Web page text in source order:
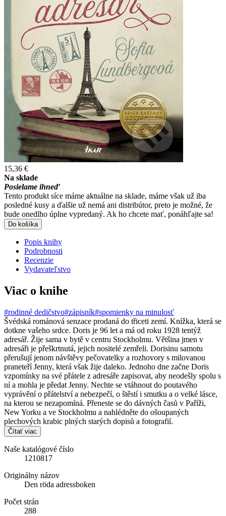
15,36 €
Na sklade
Posielame ihneď
Tento produkt síce máme aktuálne na sklade, máme však už iba
posledné kusy a ďalšie už nemá ani distribútor, preto je možné, že
bude onedlho úplne vypredaný. Ak ho chcete mať, ponáhľajte sa!
Do košíka
Popis knihy
Podrobnosti
Recenzie
Vydavateľstvo
Viac o knihe
#rodinné dedičstvo#zápisník#spomienky na minulosť
Švédská románová senzace prodaná do třiceti zemí. Knížka, která se
dotkne vašeho srdce. Doris je 96 let a má od roku 1928 tentýž
adresář. Žije sama v bytě v centru Stockholmu. Většina jmen v
adresáři je přeškrtnutá, jejich nositelé zemřeli. Dorisinu samotu
přerušují jenom návštěvy pečovatelky a rozhovory s milovanou
praneteří Jenny, která však žije daleko. Jednoho dne začne Doris
vzpomínky na své přátele z adresáře zapisovat, aby neodešly spolu s
ní a mohla je předat Jenny. Nechte se vtáhnout do poutavého
vyprávění o přátelství a nebezpečí, o štěstí i smutku a o velké lásce,
na kterou se nezapomíná. Přeneste se do dávných časů v Paříži,
New Yorku a ve Stockholmu a nahlédněte do ošoupaných
plechových krabic plných starých dopisů a fotografií.
Čítať viac
Naše katalógové číslo
1210817
Originálny názov
Den röda adressboken
Počet strán
288